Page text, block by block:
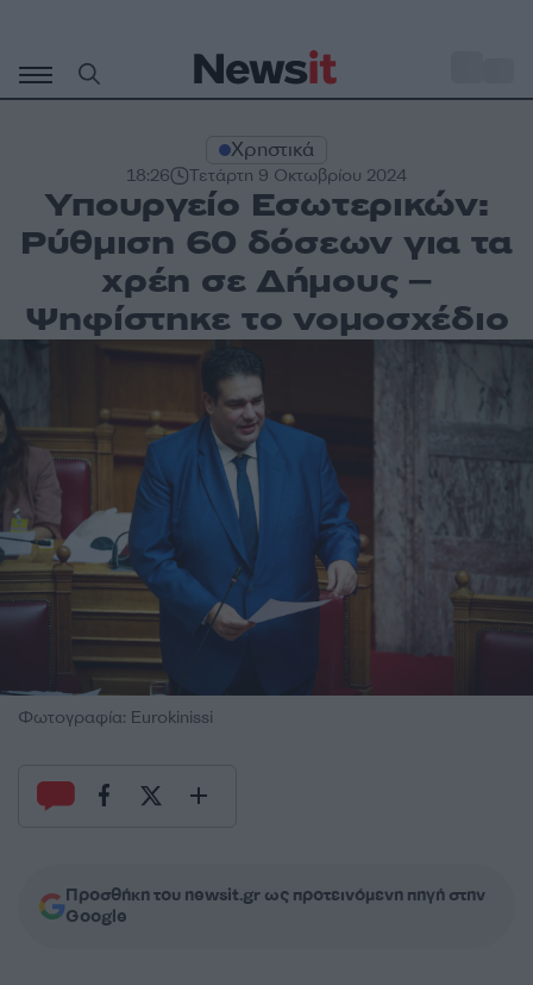
περιεχόμενο
Χρηστικά
18:26 Τετάρτη 9 Οκτωβρίου 2024
Υπουργείο Εσωτερικών:
Ρύθμιση 60 δόσεων για τα
χρέη σε Δήμους –
Ψηφίστηκε το νομοσχέδιο
Φωτογραφία: Eurokinissi
Προσθήκη του newsit.gr ως προτεινόμενη πηγή στην
Google